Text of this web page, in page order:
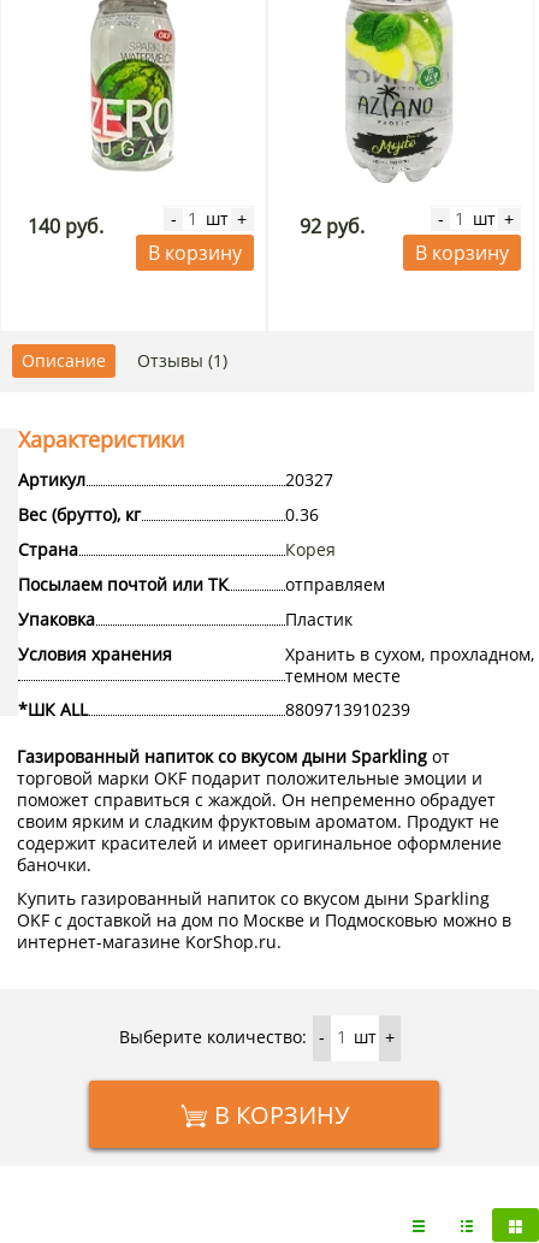
140 руб. - шт +
В корзину
92 руб. - шт +
В корзину
Описание Отзывы (1)
Характеристики
Артикул
20327
Вес (брутто), кг
0.36
Страна
Корея
Посылаем почтой или ТК
отправляем
Упаковка
Пластик
Условия хранения
Хранить в сухом, прохладном,
темном месте
*ШК ALL
8809713910239
Газированный напиток со вкусом дыни Sparkling от
торговой марки OKF подарит положительные эмоции и
поможет справиться с жаждой. Он непременно обрадует
своим ярким и сладким фруктовым ароматом. Продукт не
содержит красителей и имеет оригинальное оформление
баночки.
Купить газированный напиток со вкусом дыни Sparkling
OKF с доставкой на дом по Москве и Подмосковью можно в
интернет-магазине KorShop.ru.
Выберите количество: - шт +
В КОРЗИНУ